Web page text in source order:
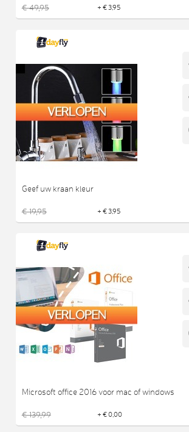
€ 49,95 + € 3,95
Geef uw kraan kleur
€ 19,95 + € 3,95
Microsoft office 2016 voor mac of windows
€ 139,99 + € 0,00